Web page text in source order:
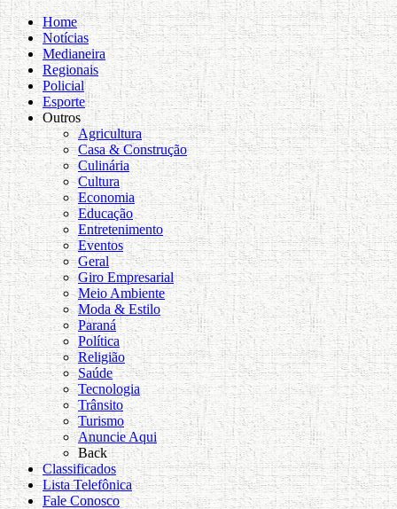
Home
Notícias
Medianeira
Regionais
Policial
Esporte
Outros
Agricultura
Casa & Construção
Culinária
Cultura
Economia
Educação
Entretenimento
Eventos
Geral
Giro Empresarial
Meio Ambiente
Moda & Estilo
Paraná
Política
Religião
Saúde
Tecnologia
Trânsito
Turismo
Anuncie Aqui
Back
Classificados
Lista Telefônica
Fale Conosco